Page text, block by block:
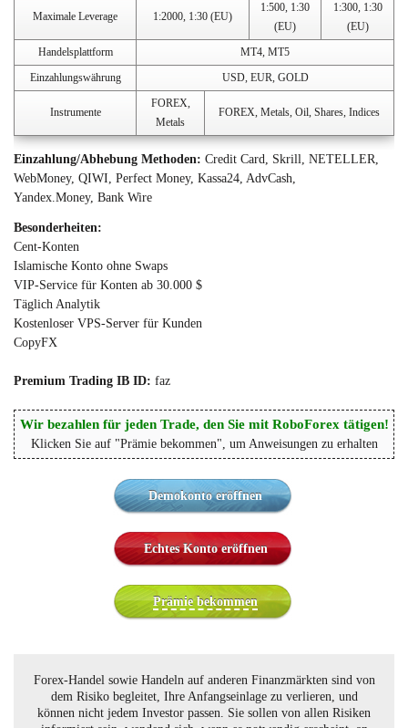
Maximale Leverage 1:2000, 1:30 (EU)
1:500, 1:30
(EU)
1:300, 1:30
(EU)
Handelsplattform
MT4, MT5
Einzahlungswährung
USD, EUR, GOLD
Instrumente
FOREX,
Metals
FOREX, Metals, Oil, Shares, Indices
Einzahlung/Abhebung Methoden: Credit Card, Skrill, NETELLER,
WebMoney, QIWI, Perfect Money, Kassa24, AdvCash,
Yandex.Money, Bank Wire
Besonderheiten:
Cent-Konten
Islamische Konto ohne Swaps
VIP-Service für Konten ab 30.000 $
Täglich Analytik
Kostenloser VPS-Server für Kunden
CopyFX
Premium Trading IB ID: faz
Wir bezahlen für jeden Trade, den Sie mit RoboForex tätigen!
Klicken Sie auf "Prämie bekommen", um Anweisungen zu erhalten
Demokonto eröffnen
Echtes Konto eröffnen
Prämie bekommen
Forex-Handel sowie Handeln auf anderen Finanzmärkten sind von
dem Risiko begleitet, Ihre Anfangseinlage zu verlieren, und
können nicht jedem Investor passen. Sie sollen von allen Risiken